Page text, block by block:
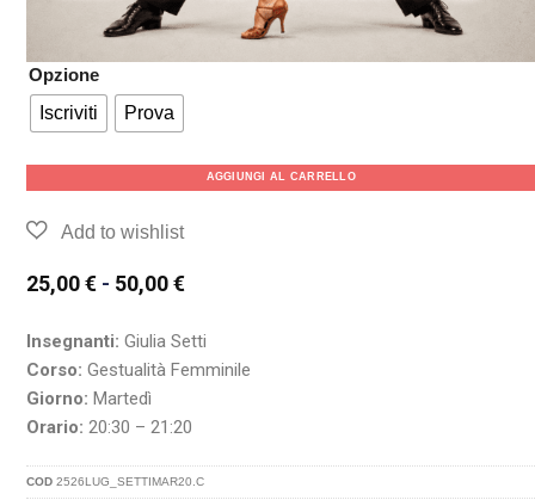
Opzione
Iscriviti
Prova
AGGIUNGI AL CARRELLO
25,00€ - 50,00€
Insegnanti: Giulia Setti
Corso: Gestualità Femminile
Giorno: Martedì
Orario: 20:30 – 21:20
COD2526LUG_SETTIMAR20.C